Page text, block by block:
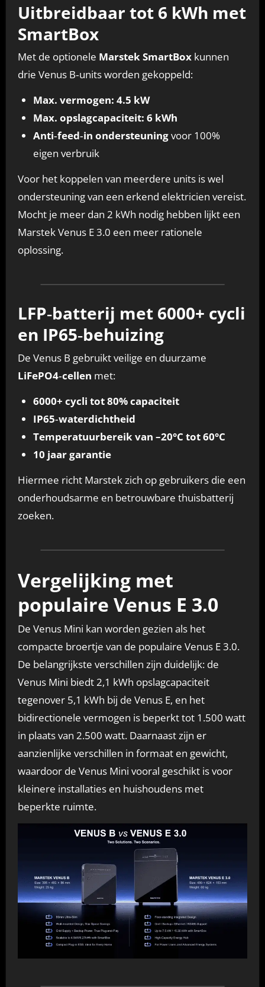
Uitbreidbaar tot 6 kWh met
SmartBox
Met de optionele Marstek SmartBoxkunnen
drie Venus B‑units worden gekoppeld:
Max. vermogen: 4.5 kW
Max. opslagcapaciteit: 6 kWh
Anti‑feed‑in ondersteuningvoor 100%
eigen verbruik
Voor het koppelen van meerdere units is wel
ondersteuning van een erkend elektricien vereist.
Mocht je meer dan 2 kWh nodig hebben lijkt een
Marstek Venus E 3.0 een meer rationele
oplossing.
LFP‑batterij met 6000+ cycli
en IP65‑behuizing
De Venus B gebruikt veilige en duurzame
LiFePO4‑cellen met:
6000+ cycli tot 80% capaciteit
IP65‑waterdichtheid
Temperatuurbereik van –20°C tot 60°C
10 jaar garantie
Hiermee richt Marstek zich op gebruikers die een
onderhoudsarme en betrouwbare thuisbatterij
zoeken.
Vergelijking met
populaire Venus E 3.0
De Venus Mini kan worden gezien als het
compacte broertje van de populaire Venus E 3.0.
De belangrijkste verschillen zijn duidelijk: de
Venus Mini biedt 2,1 kWh opslagcapaciteit
tegenover 5,1 kWh bij de Venus E, en het
bidirectionele vermogen is beperkt tot 1.500 watt
in plaats van 2.500 watt. Daarnaast zijn er
aanzienlijke verschillen in formaat en gewicht,
waardoor de Venus Mini vooral geschikt is voor
kleinere installaties en huishoudens met
beperkte ruimte.